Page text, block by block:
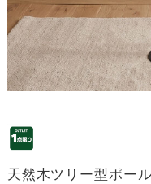
天然木ツリー型ポー